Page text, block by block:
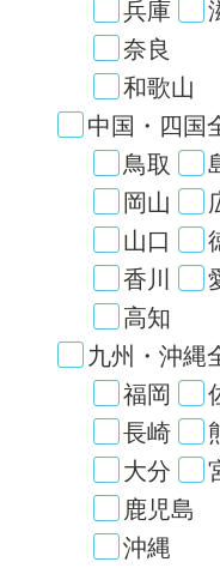
兵庫
奈良
和歌山
中国・四国
鳥取
岡山
山口
香川
高知
九州・沖縄
福岡
長崎
大分
鹿児島
沖縄